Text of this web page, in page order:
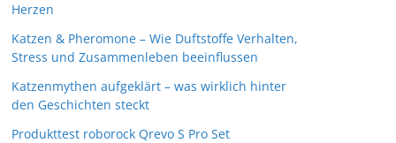
Herzen
Katzen & Pheromone – Wie Duftstoffe Verhalten,
Stress und Zusammenleben beeinflussen
Katzenmythen aufgeklärt – was wirklich hinter
den Geschichten steckt
Produkttest roborock Qrevo S Pro Set